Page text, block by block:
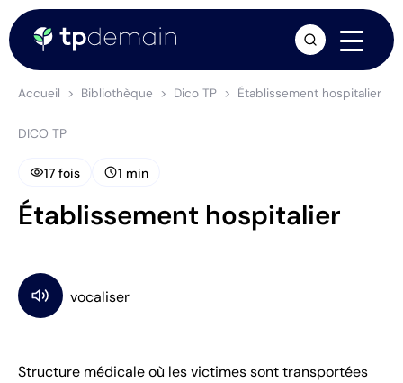
Accueil Bibliothèque Dico TP Établissement hospitalier
DICO TP
visibility17 fois schedule1 min
Établissement hospitalier
Structure médicale où les victimes sont transportées
arrow_forward